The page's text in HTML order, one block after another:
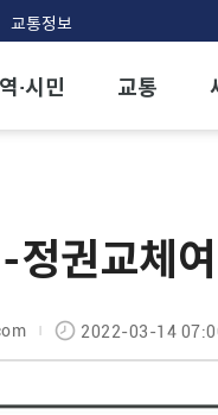
교통정보
·시민 교통
정권교체
2022-03-14